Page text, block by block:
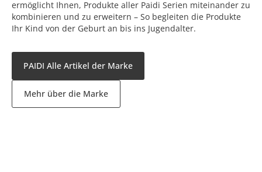
ermöglicht Ihnen, Produkte aller Paidi Serien miteinander zu
kombinieren und zu erweitern – So begleiten die Produkte
Ihr Kind von der Geburt an bis ins Jugendalter.
PAIDI Alle Artikel der Marke
Mehr über die Marke